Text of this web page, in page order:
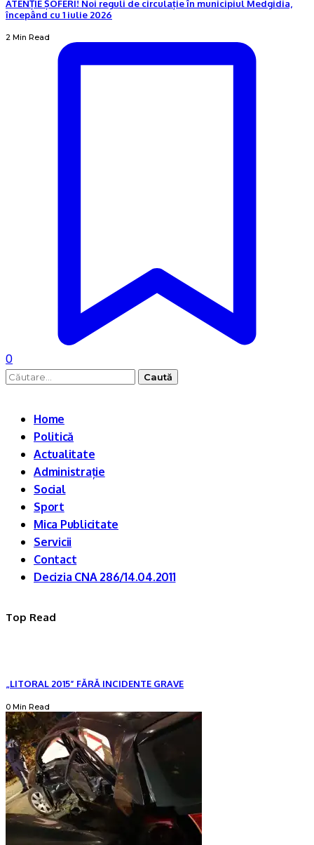
ATENȚIE ȘOFERI! Noi reguli de circulație în municipiul Medgidia,
începând cu 1 iulie 2026
2 Min Read
0
Caută
Home
Politică
Actualitate
Administrație
Social
Sport
Mica Publicitate
Servicii
Contact
Decizia CNA 286/14.04.2011
Top Read
„LITORAL 2015” FĂRĂ INCIDENTE GRAVE
0 Min Read